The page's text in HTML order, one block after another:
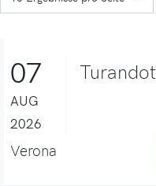
07
AUG
2026
Turandot
Verona